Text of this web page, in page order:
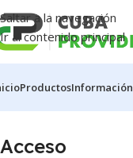
Saltar a la navegación
Ir al contenido principal
ProductosInformación
Acceso